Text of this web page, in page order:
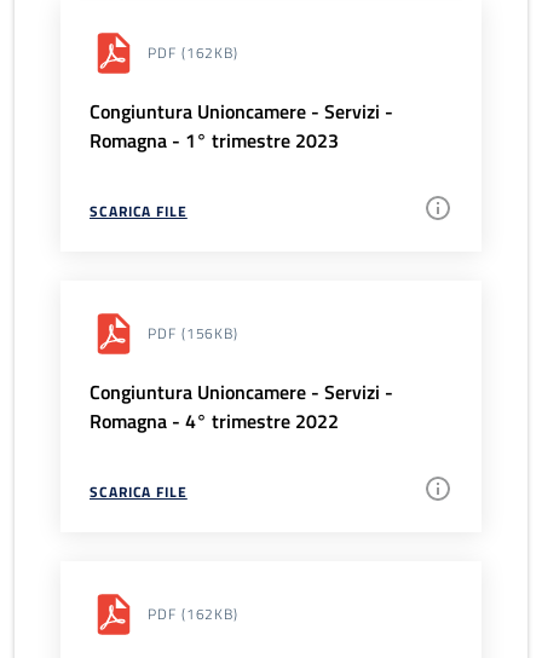
PDF (162KB)
Congiuntura Unioncamere - Servizi -
Romagna - 1° trimestre 2023
SCARICA FILE
PDF (156KB)
Congiuntura Unioncamere - Servizi -
Romagna - 4° trimestre 2022
SCARICA FILE
PDF (162KB)